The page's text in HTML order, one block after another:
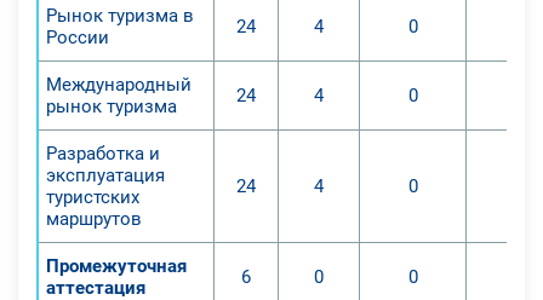
Рынок туризма в
России
24 4 0
Международный
рынок туризма
24 4 0
Разработка и
эксплуатация
туристских
маршрутов
24 4 0
Промежуточная
аттестация
6 0 0